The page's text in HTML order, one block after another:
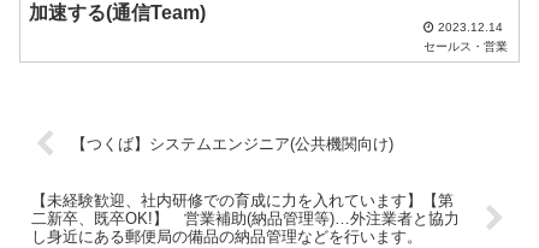
加速する(通信Team)
2023.12.14
セールス・営業
【つくば】システムエンジニア(公共機関向け)
【未経験歓迎、社内研修での育成に力を入れています】【第
二新卒、既卒OK!】 営業補助(納品管理等)…外注業者と協力
し身近にある郵便局の備品の納品管理などを行います。